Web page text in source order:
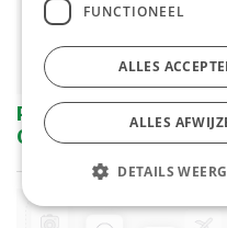
Prosecco Frizzante Il
Colle 75 cl
FUNCTIONEEL
ALLES
ALLES
DETAILS